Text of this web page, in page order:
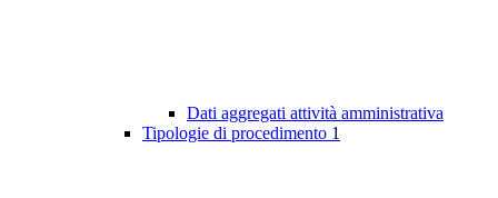
Dati aggregati attività amministrativa
Tipologie di procedimento 1